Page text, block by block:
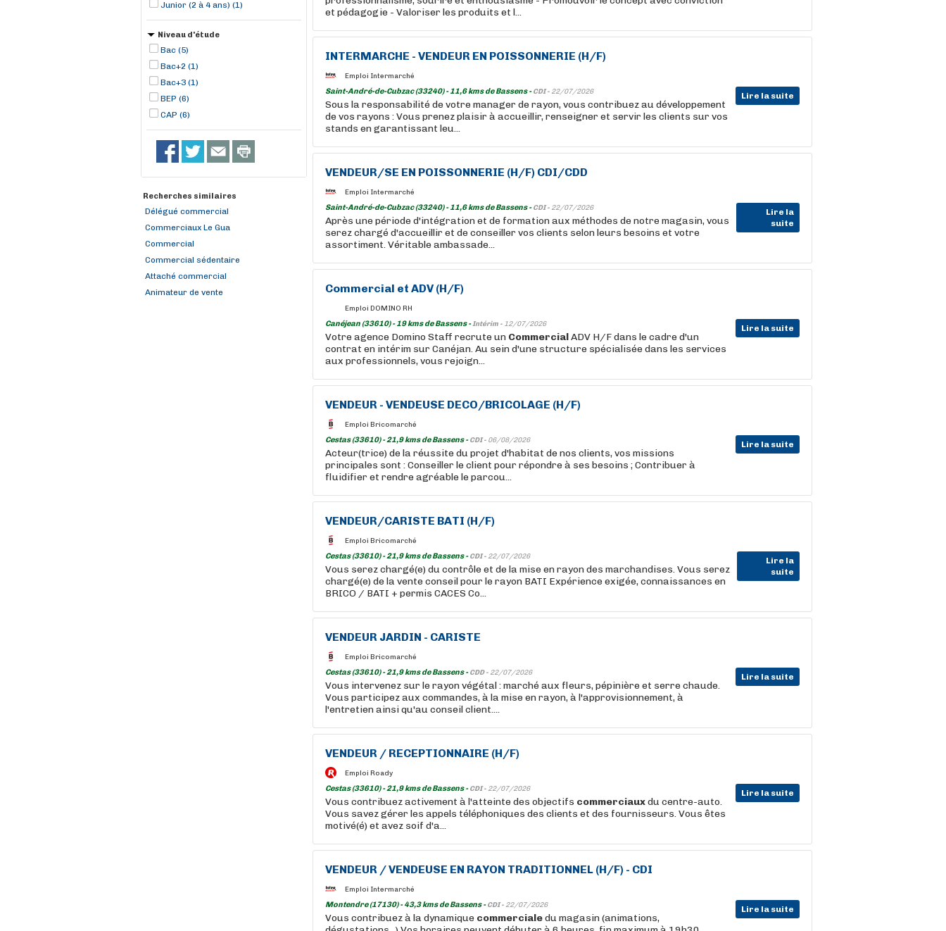
Junior (2 à 4 ans) (1)
Niveau d'étude
Bac (5)
Bac+2 (1)
Bac+3 (1)
BEP (6)
CAP (6)
Recherches similaires
Délégué commercial
Commerciaux Le Gua
Commercial
Commercial sédentaire
Attaché commercial
Animateur de vente
et pédagogie - Valoriser les produits et l...
INTERMARCHE - VENDEUR EN POISSONNERIE (H/F)
Emploi Intermarché
Saint-André-de-Cubzac (33240) - 11,6 kms de Bassens -CDI - 22/07/2026 Lire la suite
Sous la responsabilité de votre manager de rayon, vous contribuez au développement
de vos rayons : Vous prenez plaisir à accueillir, renseigner et servir les clients sur vos
stands en garantissant leu...
VENDEUR/SE EN POISSONNERIE (H/F) CDI/CDD
Emploi Intermarché
Saint-André-de-Cubzac (33240) - 11,6 kms de Bassens -CDI - 22/07/2026
Lire la
suite
Après une période d'intégration et de formation aux méthodes de notre magasin, vous
serez chargé d'accueillir et de conseiller vos clients selon leurs besoins et votre
assortiment. Véritable ambassade...
Commercial et ADV (H/F)
Emploi DOMINO RH
Canéjean (33610) - 19 kms de Bassens -Intérim - 12/07/2026 Lire la suite
Votre agence Domino Staff recrute un CommercialADV H/F dans le cadre d'un
contrat en intérim sur Canéjan. Au sein d'une structure spécialisée dans les services
aux professionnels, vous rejoign...
VENDEUR - VENDEUSE DECO/BRICOLAGE (H/F)
Emploi Bricomarché
Cestas (33610) - 21,9 kms de Bassens -CDI - 06/08/2026 Lire la suite
Acteur(trice) de la réussite du projet d'habitat de nos clients, vos missions
principales sont : Conseiller le client pour répondre à ses besoins ; Contribuer à
fluidifier et rendre agréable le parcou...
VENDEUR/CARISTE BATI (H/F)
Emploi Bricomarché
Cestas (33610) - 21,9 kms de Bassens -CDI - 22/07/2026
Lire la
suite
Vous serez chargé(e) du contrôle et de la mise en rayon des marchandises. Vous serez
chargé(e) de la vente conseil pour le rayon BATI Expérience exigée, connaissances en
BRICO / BATI + permis CACES Co...
VENDEUR JARDIN - CARISTE
Emploi Bricomarché
Cestas (33610) - 21,9 kms de Bassens -CDD - 22/07/2026 Lire la suite
Vous intervenez sur le rayon végétal : marché aux fleurs, pépinière et serre chaude.
Vous participez aux commandes, à la mise en rayon, à l'approvisionnement, à
l'entretien ainsi qu'au conseil client....
VENDEUR / RECEPTIONNAIRE (H/F)
Emploi Roady
Cestas (33610) - 21,9 kms de Bassens -CDI - 22/07/2026 Lire la suite
Vous contribuez activement à l'atteinte des objectifs commerciauxdu centre-auto.
Vous savez gérer les appels téléphoniques des clients et des fournisseurs. Vous êtes
motivé(é) et avez soif d'a...
VENDEUR / VENDEUSE EN RAYON TRADITIONNEL (H/F) - CDI
Emploi Intermarché
Montendre (17130) - 43,3 kms de Bassens -CDI - 22/07/2026 Lire la suite
Vous contribuez à la dynamique commercialedu magasin (animations,